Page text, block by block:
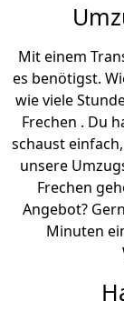
Mit einem
es benötigst.
wie viele
Frechen . Du
schaust
unsere
Frechen
Angebot?
Minuten